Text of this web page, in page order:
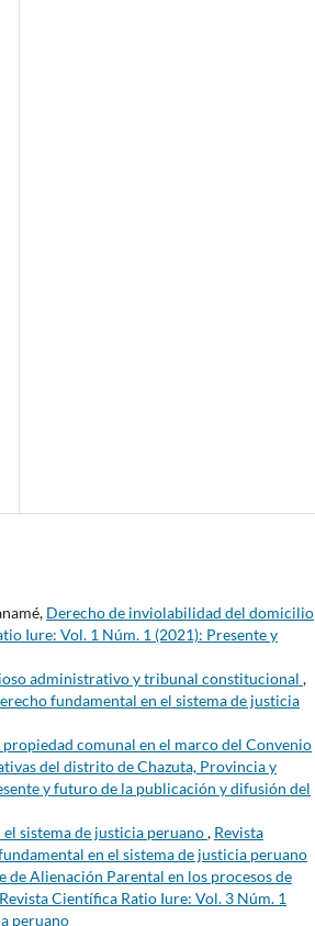
Derecho de inviolabilidad del domicilio
Iure: Vol. 1 Núm. 1 (2021): Presente y
administrativo y tribunal constitucional ,
fundamental en el sistema de justicia
propiedad comunal en el marco del Convenio
del distrito de Chazuta, Provincia y
y futuro de la publicación y difusión del
sistema de justicia peruano, Revista
en el sistema de justicia peruano
de Alienación Parental en los procesos de
Revista Científica Ratio Iure: Vol. 3 Núm. 1
peruano